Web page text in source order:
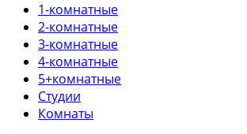
1-комнатные
2-комнатные
3-комнатные
4-комнатные
5+комнатные
Студии
Комнаты